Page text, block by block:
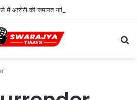
में आरोपी की जमानत याचिका खारिज